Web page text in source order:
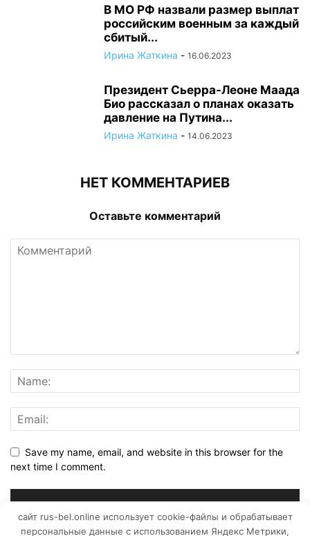
В МО РФ назвали размер выплат
российским военным за каждый
сбитый...
Ирина Жаткина - 16.06.2023
Президент Сьерра-Леоне Маада
Био рассказал о планах оказать
давление на Путина...
Ирина Жаткина - 14.06.2023
НЕТ КОММЕНТАРИЕВ
Оставьте комментарий
Save my name, email, and website in this browser for the
next time I comment.
сайт rus-bel.online использует cookie-файлы и обрабатывает
персональные данные с использованием Яндекс Метрики,